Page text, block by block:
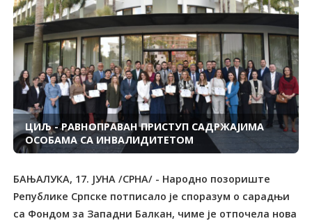
ЦИЉ - РАВНОПРАВАН ПРИСТУП САДРЖАЈИМА
ОСОБАМА СА ИНВАЛИДИТЕТОМ
БАЊАЛУКА, 17. ЈУНА /СРНА/ - Народно позориште
Републике Српске потписало је споразум о сарадњи
са Фондом за Западни Балкан, чиме је отпочела нова